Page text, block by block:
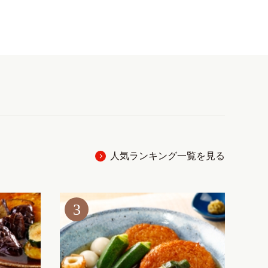
3
人気ランキング一覧を見る